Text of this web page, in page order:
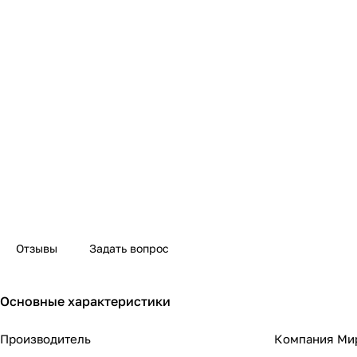
Отзывы Задать вопрос
Основные характеристики
Производитель Компания